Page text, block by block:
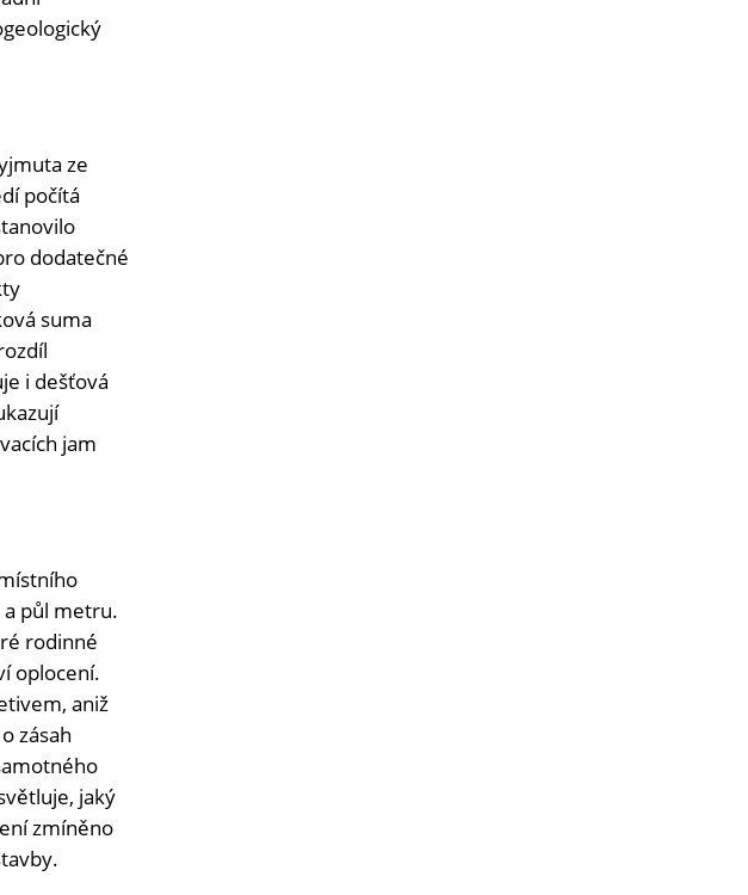
ze
počítá
dodatečné
suma
i dešťová
jam
půl metru.
rodinné
oplocení.
aniž
zásah
jaký
zmíněno